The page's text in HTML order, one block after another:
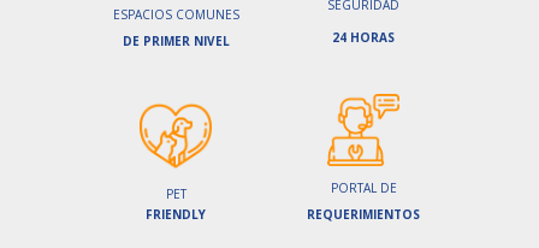
ESPACIOS COMUNES
DE PRIMER NIVEL
SEGURIDAD
24 HORAS
PET
FRIENDLY
PORTAL DE
REQUERIMIENTOS